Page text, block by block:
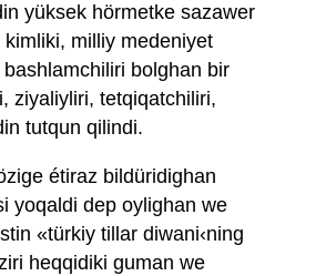
yüksek hörmetke sazawer
milliy medeniyet
bolghan bir
ziyaliyliri, tetqiqatchiliri,
tutqun qilindi.
étiraz bildüridighan
yoqaldi dep oylighan we
«türkiy tillar diwani‹ning
heqqidiki guman we